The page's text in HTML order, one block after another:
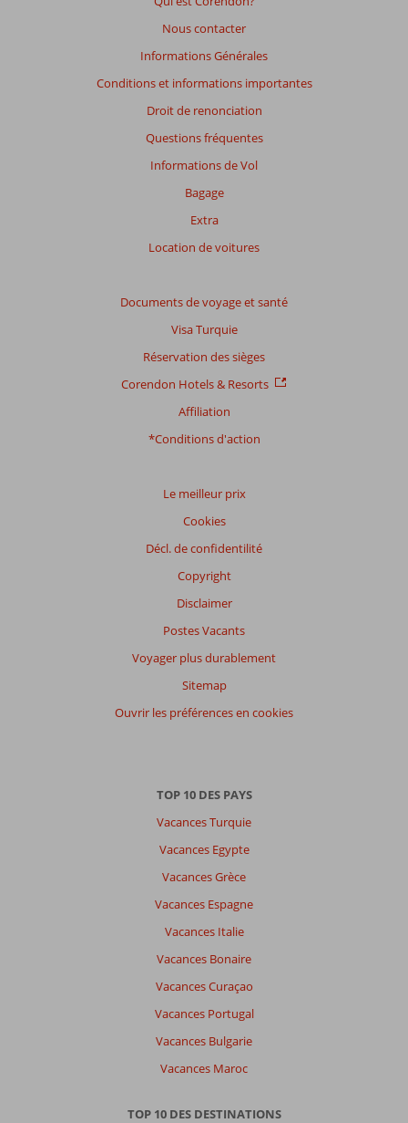
Nous contacter
Informations Générales
Conditions et informations importantes
Droit de renonciation
Questions fréquentes
Informations de Vol
Bagage
Extra
Location de voitures
Documents de voyage et santé
Visa Turquie
Réservation des sièges
Corendon Hotels & Resorts
Affiliation
*Conditions d'action
Le meilleur prix
Cookies
Décl. de confidentilité
Copyright
Disclaimer
Postes Vacants
Voyager plus durablement
Sitemap
Ouvrir les préférences en cookies
TOP 10 DES PAYS
Vacances Turquie
Vacances Egypte
Vacances Grèce
Vacances Espagne
Vacances Italie
Vacances Bonaire
Vacances Curaçao
Vacances Portugal
Vacances Bulgarie
Vacances Maroc
TOP 10 DES DESTINATIONS